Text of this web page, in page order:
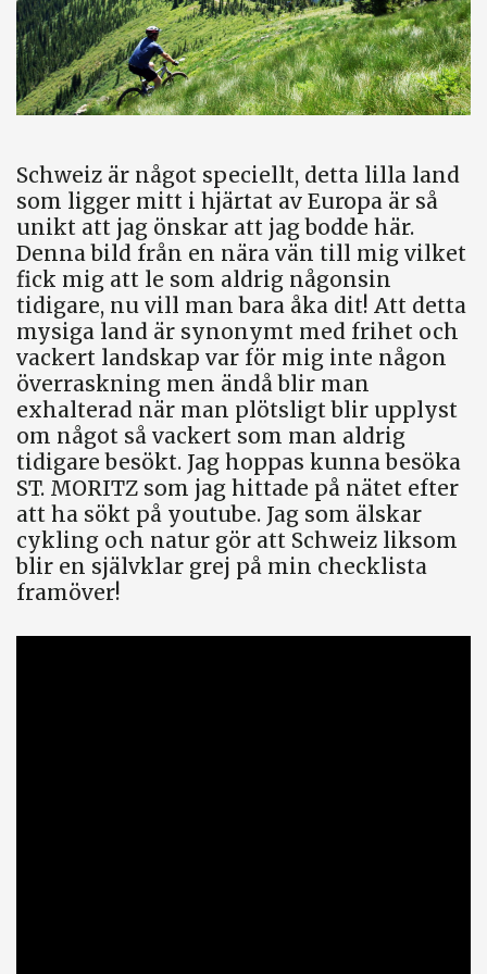
Schweiz är något speciellt, detta lilla land
som ligger mitt i hjärtat av Europa är så
unikt att jag önskar att jag bodde här.
Denna bild från en nära vän till mig vilket
fick mig att le som aldrig någonsin
tidigare, nu vill man bara åka dit! Att detta
mysiga land är synonymt med frihet och
vackert landskap var för mig inte någon
överraskning men ändå blir man
exhalterad när man plötsligt blir upplyst
om något så vackert som man aldrig
tidigare besökt. Jag hoppas kunna besöka
ST. MORITZ som jag hittade på nätet efter
att ha sökt på youtube. Jag som älskar
cykling och natur gör att Schweiz liksom
blir en självklar grej på min checklista
framöver!